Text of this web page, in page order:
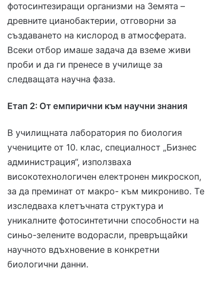
фотосинтезиращи организми на Земята –
древните цианобактерии, отговорни за
създаването на кислород в атмосферата.
Всеки отбор имаше задача да вземе живи
проби и да ги пренесе в училище за
следващата научна фаза.
Етап 2: От емпирични към научни знания
В училищната лаборатория по биология
учениците от 10. клас, специалност „Бизнес
администрация“, използваха
високотехнологичен електронен микроскоп,
за да преминат от макро- към микрониво. Те
изследваха клетъчната структура и
уникалните фотосинтетични способности на
синьо-зелените водорасли, превръщайки
научното вдъхновение в конкретни
биологични данни.